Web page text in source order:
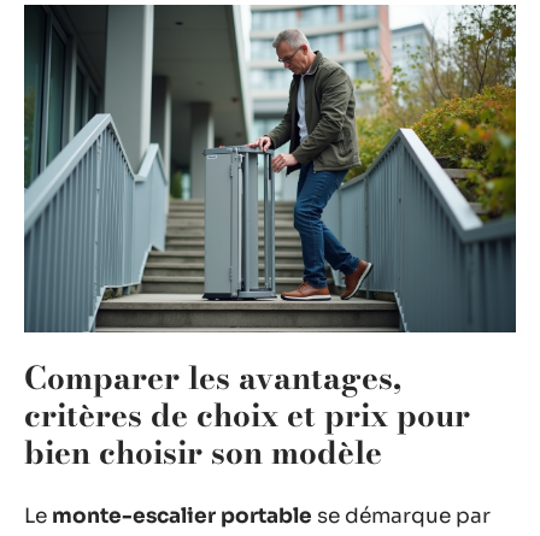
Comparer les avantages,
critères de choix et prix pour
bien choisir son modèle
Le monte-escalier portable se démarque par